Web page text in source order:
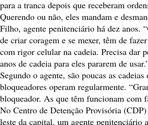
para a tranca depois que receberam
Querendo ou não, eles mandam e
Filho, agente penitenciário há dez anos.
de criar coragem e se mexer, têm de
com rigor celular na cadeia. Precisa dar
anos de cadeia para eles pararem de
Segundo o agente, são poucas as cadeias
bloqueadores operam regularmente.
bloqueador. As que têm funcionam com
No Centro de Detenção Provisória
leste da capital, um agente penitenciário